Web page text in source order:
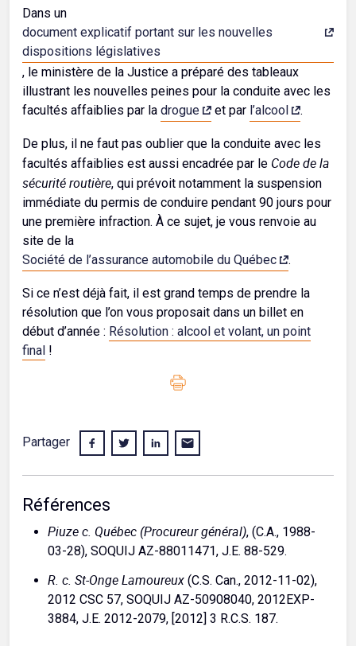
Dans un
document explicatif portant sur les nouvelles
dispositions législatives
, le ministère de la Justice a préparé des tableaux
illustrant les nouvelles peines pour la conduite avec les
facultés affaiblies par la drogue et par l’alcool .
De plus, il ne faut pas oublier que la conduite avec les
facultés affaiblies est aussi encadrée par le Code de la
sécurité routière, qui prévoit notamment la suspension
immédiate du permis de conduire pendant 90 jours pour
une première infraction. À ce sujet, je vous renvoie au
site de la
Société de l’assurance automobile du Québec
.
Si ce n’est déjà fait, il est grand temps de prendre la
résolution que l’on vous proposait dans un billet en
début d’année : Résolution : alcool et volant, un point
final !
Partager
Références
Piuze c. Québec (Procureur général), (C.A., 1988-
03-28), SOQUIJ AZ-88011471, J.E. 88-529.
R. c. St-Onge Lamoureux (C.S. Can., 2012-11-02),
2012 CSC 57, SOQUIJ AZ-50908040, 2012EXP-
3884, J.E. 2012-2079, [2012] 3 R.C.S. 187.